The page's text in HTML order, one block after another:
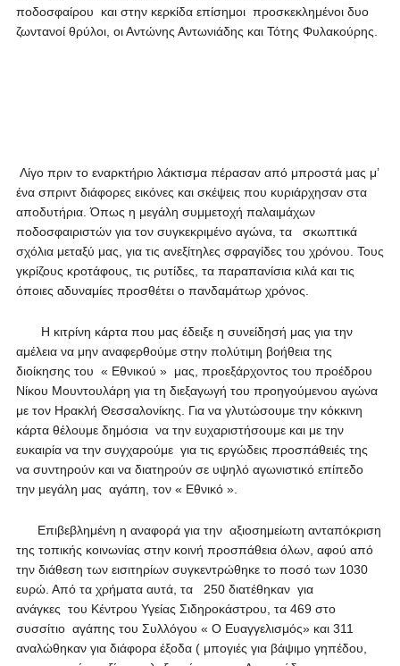
ποδοσφαίρου και στην κερκίδα επίσημοι προσκεκλημένοι δυο
ζωντανοί θρύλοι, οι Αντώνης Αντωνιάδης και Τότης Φυλακούρης.
Λίγο πριν το εναρκτήριο λάκτισμα πέρασαν από μπροστά μας μ’
ένα σπριντ διάφορες εικόνες και σκέψεις που κυριάρχησαν στα
αποδυτήρια. Όπως η μεγάλη συμμετοχή παλαιμάχων
ποδοσφαιριστών για τον συγκεκριμένο αγώνα, τα σκωπτικά
σχόλια μεταξύ μας, για τις ανεξίτηλες σφραγίδες του χρόνου. Τους
γκρίζους κροτάφους, τις ρυτίδες, τα παραπανίσια κιλά και τις
όποιες αδυναμίες προσθέτει ο πανδαμάτωρ χρόνος.
Η κιτρίνη κάρτα που μας έδειξε η συνείδησή μας για την
αμέλεια να μην αναφερθούμε στην πολύτιμη βοήθεια της
διοίκησης του « Εθνικού » μας, προεξάρχοντος του προέδρου
Νίκου Μουντουλάρη για τη διεξαγωγή του προηγούμενου αγώνα
με τον Ηρακλή Θεσσαλονίκης. Για να γλυτώσουμε την κόκκινη
κάρτα θέλουμε δημόσια να την ευχαριστήσουμε και με την
ευκαιρία να την συγχαρούμε για τις εργώδεις προσπάθειές της
να συντηρούν και να διατηρούν σε υψηλό αγωνιστικό επίπεδο
την μεγάλη μας αγάπη, τον « Εθνικό ».
Επιβεβλημένη η αναφορά για την αξιοσημείωτη ανταπόκριση
της τοπικής κοινωνίας στην κοινή προσπάθεια όλων, αφού από
την διάθεση των εισιτηρίων συγκεντρώθηκε το ποσό των 1030
ευρώ. Από τα χρήματα αυτά, τα 250 διατέθηκαν για
ανάγκες του Κέντρου Υγείας Σιδηροκάστρου, τα 469 στο
συσσίτιο αγάπης του Συλλόγου « Ο Ευαγγελισμός» και 311
αναλώθηκαν για διάφορα έξοδα ( μπογιές για βάψιμο γηπέδου,